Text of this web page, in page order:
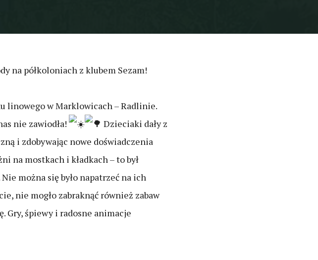
na półkoloniach z klubem Sezam!
linowego w Marklowicach – Radlinie.
nie zawiodła!
Dzieciaki dały z
i zdobywając nowe doświadczenia
na mostkach i kładkach – to był
można się było napatrzeć na ich
nie mogło zabraknąć również zabaw
Gry, śpiewy i radosne animacje